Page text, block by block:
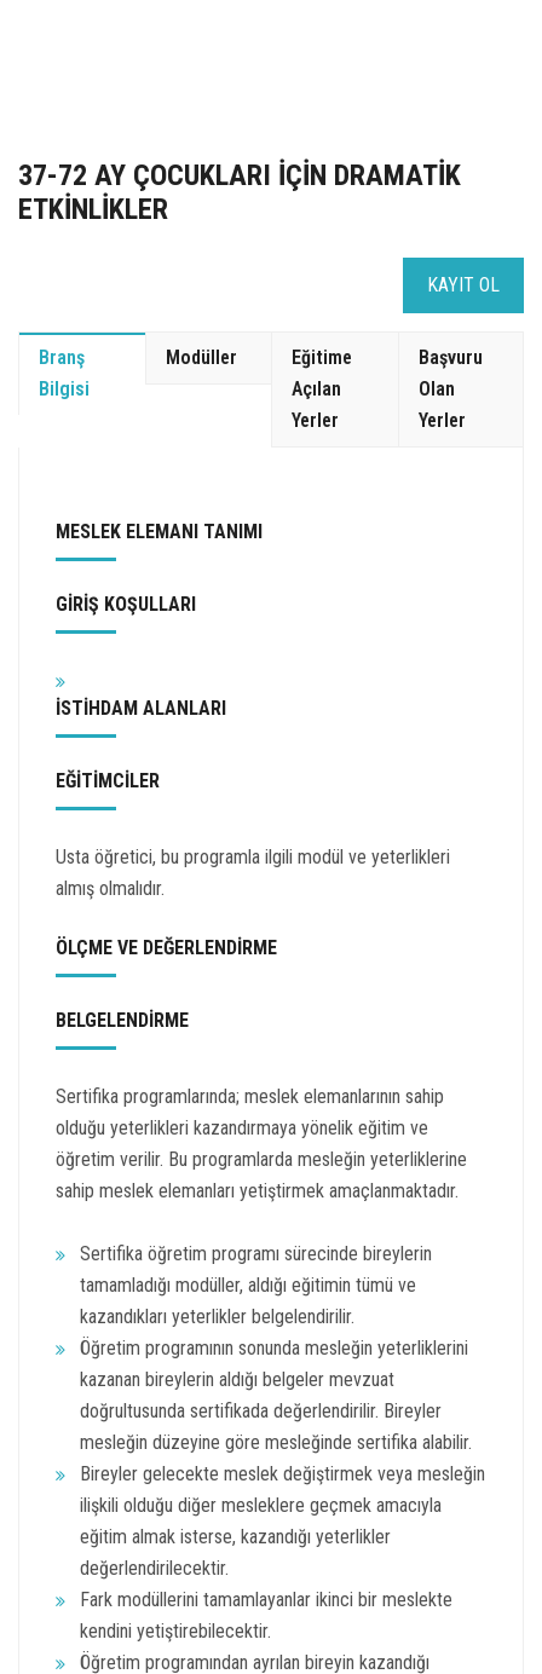
37-72 AY ÇOCUKLARI İÇİN DRAMATİK
ETKİNLİKLER
KAYIT OL
Branş
Bilgisi
Modüller
Eğitime
Açılan
Yerler
Başvuru
Olan
Yerler
MESLEK ELEMANI TANIMI
GİRİŞ KOŞULLARI
İSTİHDAM ALANLARI
EĞİTİMCİLER
Usta öğretici, bu programla ilgili modül ve yeterlikleri
almış olmalıdır.
ÖLÇME VE DEĞERLENDİRME
BELGELENDİRME
Sertifika programlarında; meslek elemanlarının sahip
olduğu yeterlikleri kazandırmaya yönelik eğitim ve
öğretim verilir. Bu programlarda mesleğin yeterliklerine
sahip meslek elemanları yetiştirmek amaçlanmaktadır.
Sertifika öğretim programı sürecinde bireylerin
tamamladığı modüller, aldığı eğitimin tümü ve
kazandıkları yeterlikler belgelendirilir.
Öğretim programının sonunda mesleğin yeterliklerini
kazanan bireylerin aldığı belgeler mevzuat
doğrultusunda sertifikada değerlendirilir. Bireyler
mesleğin düzeyine göre mesleğinde sertifika alabilir.
Bireyler gelecekte meslek değiştirmek veya mesleğin
ilişkili olduğu diğer mesleklere geçmek amacıyla
eğitim almak isterse, kazandığı yeterlikler
değerlendirilecektir.
Fark modüllerini tamamlayanlar ikinci bir meslekte
kendini yetiştirebilecektir.
Öğretim programından ayrılan bireyin kazandığı